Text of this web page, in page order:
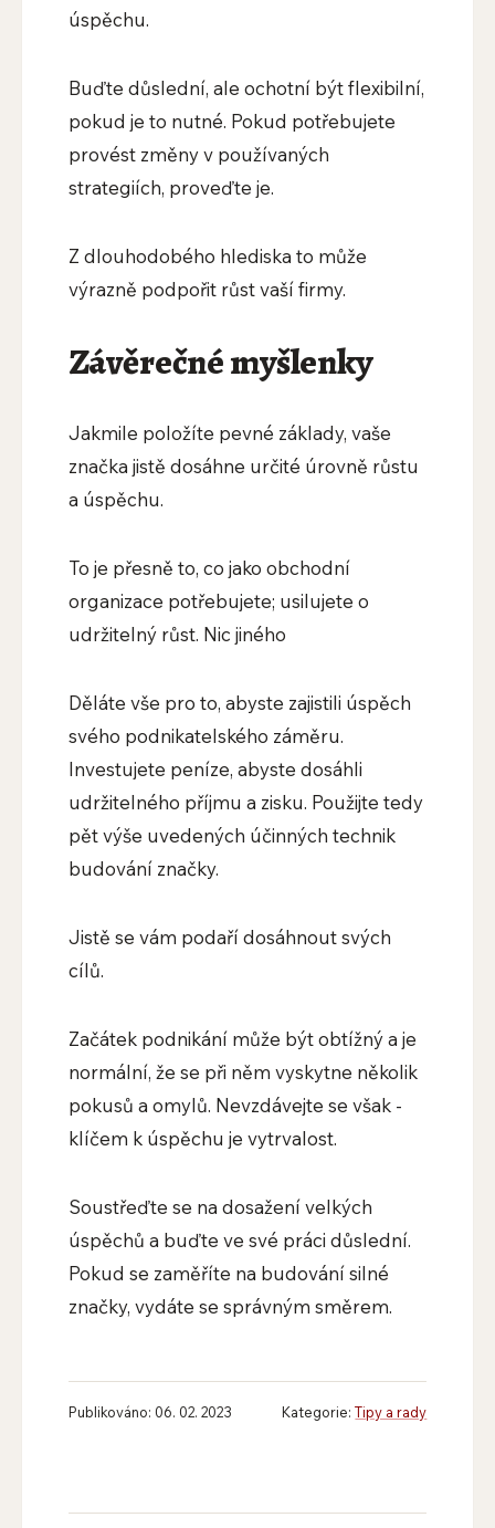
úspěchu.
Buďte důslední, ale ochotní být flexibilní,
pokud je to nutné. Pokud potřebujete
provést změny v používaných
strategiích, proveďte je.
Z dlouhodobého hlediska to může
výrazně podpořit růst vaší firmy.
Závěrečné myšlenky
Jakmile položíte pevné základy, vaše
značka jistě dosáhne určité úrovně růstu
a úspěchu.
To je přesně to, co jako obchodní
organizace potřebujete; usilujete o
udržitelný růst. Nic jiného
Děláte vše pro to, abyste zajistili úspěch
svého podnikatelského záměru.
Investujete peníze, abyste dosáhli
udržitelného příjmu a zisku. Použijte tedy
pět výše uvedených účinných technik
budování značky.
Jistě se vám podaří dosáhnout svých
cílů.
Začátek podnikání může být obtížný a je
normální, že se při něm vyskytne několik
pokusů a omylů. Nevzdávejte se však -
klíčem k úspěchu je vytrvalost.
Soustřeďte se na dosažení velkých
úspěchů a buďte ve své práci důslední.
Pokud se zaměříte na budování silné
značky, vydáte se správným směrem.
Publikováno: 06. 02. 2023 Kategorie:Tipy a rady